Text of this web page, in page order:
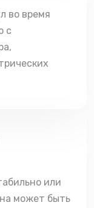
во время
с
или
может быть